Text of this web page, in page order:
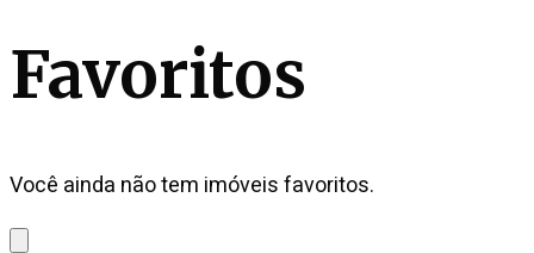
Favoritos
Você ainda não tem imóveis favoritos.